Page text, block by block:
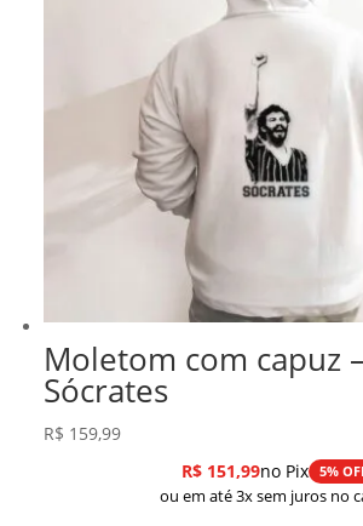
Moletom com capuz
Sócrates
R$ 159,99
R$151,99no Pix 5%
ou em até 3x sem juros no